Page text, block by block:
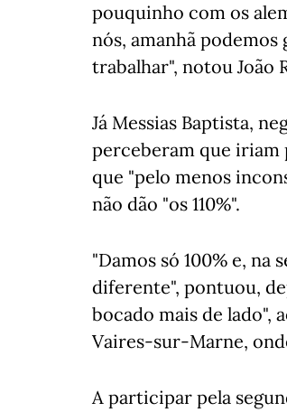
pouquinho com os
nós, amanhã
trabalhar", notou João
Já Messias Baptista,
perceberam que iriam
que "pelo menos
não dão "os 110%".
"Damos só 100% e,
diferente", pontuou,
bocado mais de lado",
Vaires-sur-Marne,
A participar pela